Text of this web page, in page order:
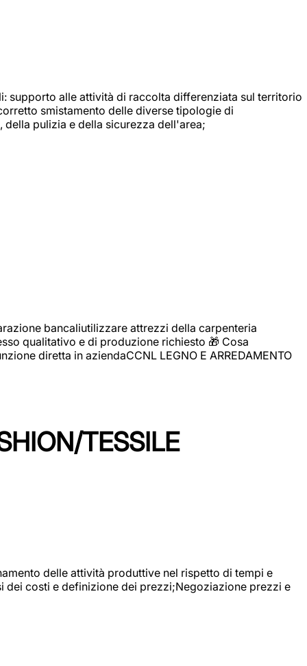
supporto alle attività di raccolta differenziata sul territorio
smistamento delle diverse tipologie di
pulizia e della sicurezza dell'area;
bancaliutilizzare attrezzi della carpenteria
qualitativo e di produzione richiesto 🎁 Cosa
diretta in aziendaCCNL LEGNO E ARREDAMENTO
TESSILE
delle attività produttive nel rispetto di tempi e
costi e definizione dei prezzi;Negoziazione prezzi e